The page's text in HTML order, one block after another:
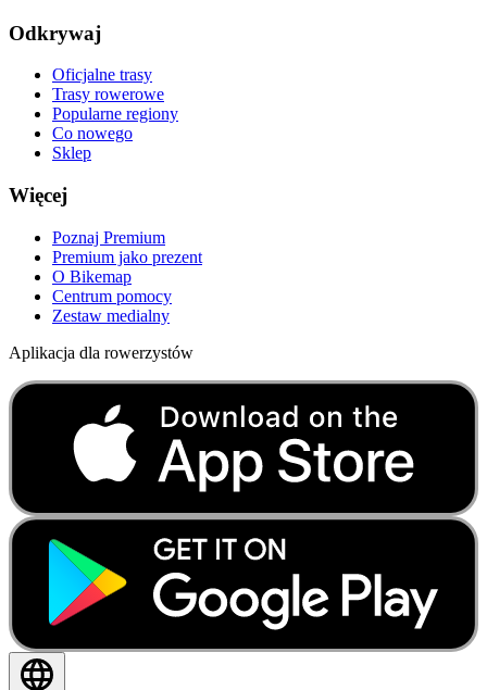
Odkrywaj
Oficjalne trasy
Trasy rowerowe
Popularne regiony
Co nowego
Sklep
Więcej
Poznaj Premium
Premium jako prezent
O Bikemap
Centrum pomocy
Zestaw medialny
Aplikacja dla rowerzystów